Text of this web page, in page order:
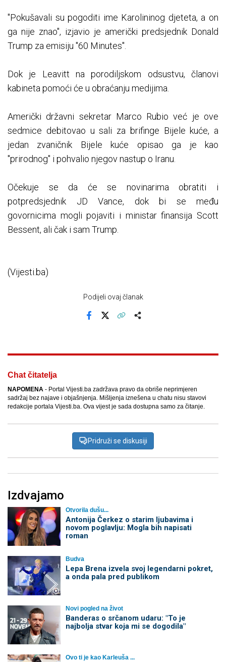
"Pokušavali su pogoditi ime Karolininog djeteta, a on
ga nije znao", izjavio je američki predsjednik Donald
Trump za emisiju "60 Minutes".
Dok je Leavitt na porodiljskom odsustvu, članovi
kabineta pomoći će u obraćanju medijima.
Američki državni sekretar Marco Rubio već je ove
sedmice debitovao u sali za brifinge Bijele kuće, a
jedan zvaničnik Bijele kuće opisao ga je kao
"prirodnog" i pohvalio njegov nastup o Iranu.
Očekuje se da će se novinarima obratiti i
potpredsjednik JD Vance, dok bi se među
govornicima mogli pojaviti i ministar finansija Scott
Bessent, ali čak i sam Trump.
(Vijesti.ba)
Podijeli ovaj članak
Facebook
Chat čitatelja
NAPOMENA - Portal Vijesti.ba zadržava pravo da obriše neprimjeren
sadržaj bez najave i objašnjenja. Mišljenja iznešena u chatu nisu stavovi
redakcije portala Vijesti.ba. Ova vijest je sada dostupna samo za čitanje.
Pridruži se diskusiji
Izdvajamo
Otvorila dušu...
Antonija Čerkez o starim ljubavima i
novom poglavlju: Mogla bih napisati
roman
Budva
Lepa Brena izvela svoj legendarni pokret,
a onda pala pred publikom
Novi pogled na život
Banderas o srčanom udaru: "To je
najbolja stvar koja mi se dogodila"
Ovo ti je kao Karleuša ...